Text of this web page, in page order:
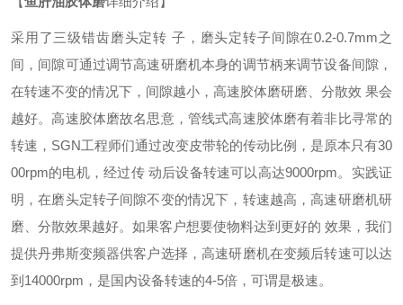
采用了三级错齿磨头定转 子，磨头定转子间隙在0.2-0.7mm之
间，间隙可通过调节高速研磨机本身的调节柄来调节设备间隙，
在转速不变的情况下，间隙越小，高速胶体磨研磨、分散效 果会
越好。高速胶体磨故名思意，管线式高速胶体磨有着非比寻常的
转速， SGN工程师们通过改变皮带轮的传动比例，是原本只有30
00rpm的电机，经过传 动后设备转速可以高达9000rpm。实践证
明，在磨头定转子间隙不变的情况下，转速越高，高速研磨机研
磨、分散效果越好。如果客户想要使物料达到更好的 效果，我们
提供丹弗斯变频器供客户选择，高速研磨机在变频后转速可以达
到14000rpm，是国内设备转速的4-5倍，可谓是极速。